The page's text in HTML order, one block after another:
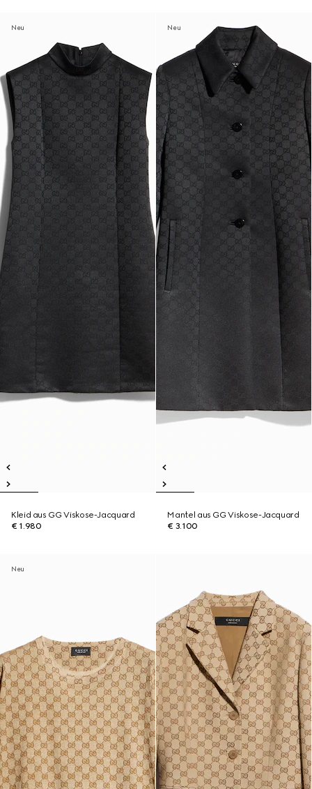
Neu
Kleid aus GG Viskose-Jacquard
€ 1.980
Neu
Mantel aus GG Viskose-Jacquard
€ 3.100
Neu